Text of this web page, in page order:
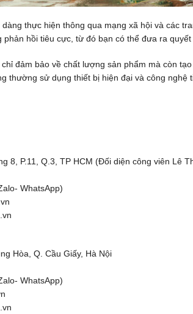
thực hiện thông qua mạng xã hội và các
hồi tiêu cực, từ đó bạn có thể đưa ra
đảm bảo về chất lượng sản phẩm mà còn
thường sử dụng thiết bị hiện đại và công
8, P.11, Q.3, TP HCM (Đối diện công viên Lê
WhatsApp)
Hòa, Q. Cầu Giấy, Hà Nội
WhatsApp)